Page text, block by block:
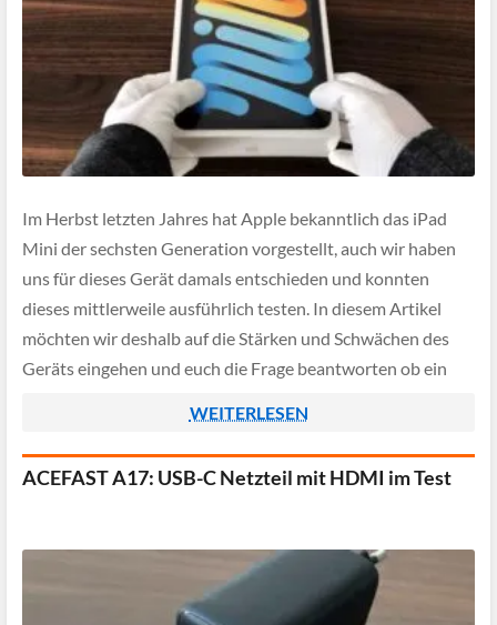
Im Herbst letzten Jahres hat Apple bekanntlich das iPad
Mini der sechsten Generation vorgestellt, auch wir haben
uns für dieses Gerät damals entschieden und konnten
dieses mittlerweile ausführlich testen. In diesem Artikel
möchten wir deshalb auf die Stärken und Schwächen des
Geräts eingehen und euch die Frage beantworten ob ein
WEITERLESEN
ACEFAST A17: USB-C Netzteil mit HDMI im Test